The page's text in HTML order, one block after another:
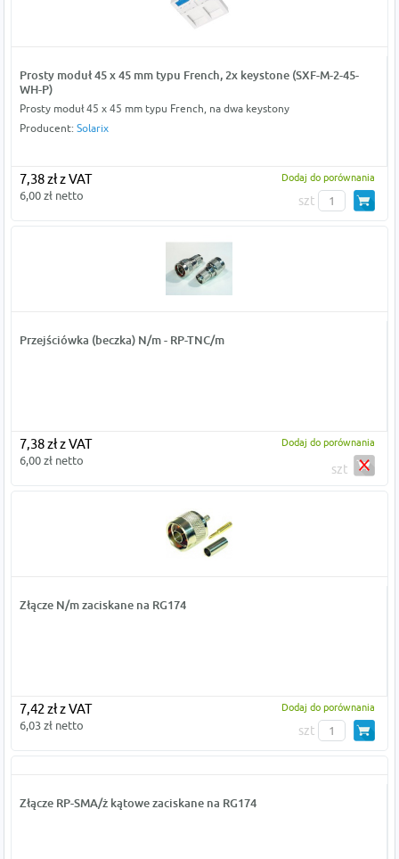
Prosty moduł 45 x 45 mm typu French, 2x keystone (SXF-M-2-45-
WH-P)
Prosty moduł 45 x 45 mm typu French, na dwa keystony
Producent: Solarix
7,38 zł z VAT
6,00 zł netto
Dodaj do porównania
szt
Przejściówka (beczka) N/m - RP-TNC/m
7,38 zł z VAT
6,00 zł netto
Dodaj do porównania
szt
Złącze N/m zaciskane na RG174
7,42 zł z VAT
6,03 zł netto
Dodaj do porównania
szt
Złącze RP-SMA/ż kątowe zaciskane na RG174